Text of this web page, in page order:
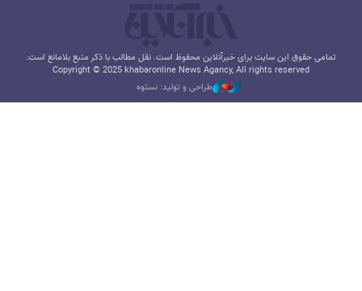
تمامی حقوق این سایت برای خبرآنلاین محفوظ است. نقل مطالب با ذکر منبع بلامانع است.
Copyright © 2025 khabaronline News Agancy, All rights reserved
طراحی و تولید: نستوه